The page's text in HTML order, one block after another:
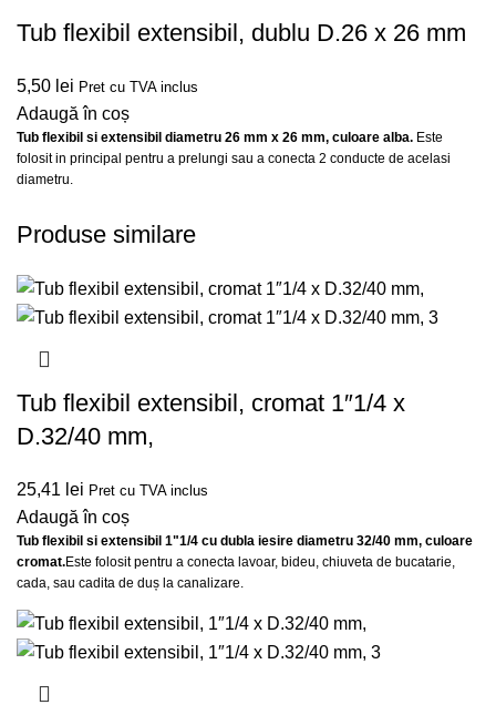
Tub flexibil extensibil, dublu D.26 x 26 mm
5,50 lei Pret cu TVA inclus
Adaugă în coș
Tub flexibil si extensibil diametru 26 mm x 26 mm, culoare alba. Este
folosit in principal pentru a prelungi sau a conecta 2 conducte de acelasi
diametru.
Produse similare
Tub flexibil extensibil, cromat 1″1/4 x
D.32/40 mm,
25,41 lei Pret cu TVA inclus
Adaugă în coș
Tub flexibil si extensibil 1"1/4 cu dubla iesire diametru 32/40 mm, culoare
cromat.Este folosit pentru a conecta lavoar, bideu, chiuveta de bucatarie,
cada, sau cadita de duș la canalizare.